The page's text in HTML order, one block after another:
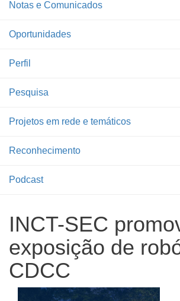
Notas e Comunicados
Oportunidades
Perfil
Pesquisa
Projetos em rede e temáticos
Reconhecimento
Podcast
INCT-SEC
exposição de
CDCC